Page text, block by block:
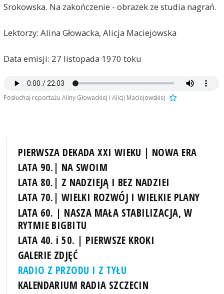
Srokowska. Na zakończenie - obrazek ze studia nagrań.
Lektorzy: Alina Głowacka, Alicja Maciejowska
Data emisji: 27 listopada 1970 toku
Posłuchaj reportażu Aliny Głowackiej i Alicji Maciejowskiej
PIERWSZA DEKADA XXI WIEKU | NOWA ERA
LATA 90.| NA SWOIM
LATA 80.| Z NADZIEJĄ I BEZ NADZIEI
LATA 70.| WIELKI ROZWÓJ I WIELKIE PLANY
LATA 60. | NASZA MAŁA STABILIZACJA, W
RYTMIE BIGBITU
LATA 40. i 50. | PIERWSZE KROKI
GALERIE ZDJĘĆ
RADIO Z PRZODU I Z TYŁU
KALENDARIUM RADIA SZCZECIN